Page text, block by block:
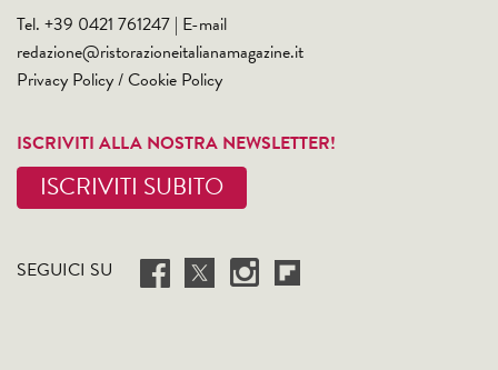
Tel. +39 0421 761247 | E-mail
redazione@ristorazioneitalianamagazine.it
Privacy Policy/Cookie Policy
ISCRIVITI ALLA NOSTRA NEWSLETTER!
ISCRIVITI SUBITO
SEGUICI SU